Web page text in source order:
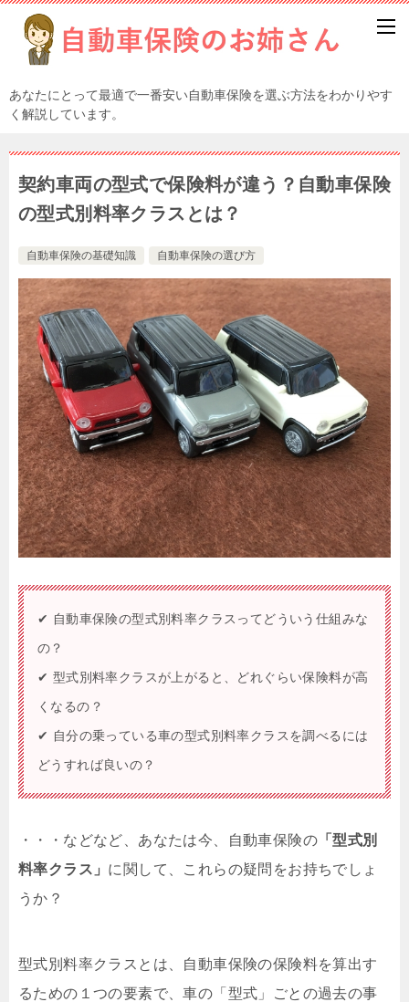
あなたにとって最適で一番安い自動車保険を選ぶ方法をわかりやす
く解説しています。
契約車両の型式で保険料が違う？自動車保険
の型式別料率クラスとは？
自動車保険の基礎知識 自動車保険の選び方
✔ 自動車保険の型式別料率クラスってどういう仕組みな
の？
✔ 型式別料率クラスが上がると、どれぐらい保険料が高
くなるの？
✔ 自分の乗っている車の型式別料率クラスを調べるには
どうすれば良いの？
・・・などなど、あなたは今、自動車保険の 「型式別
料率クラス」 に関して、これらの疑問をお持ちでしょ
うか？
型式別料率クラスとは、自動車保険の保険料を算出す
るための１つの要素で、車の「型式」ごとの過去の事